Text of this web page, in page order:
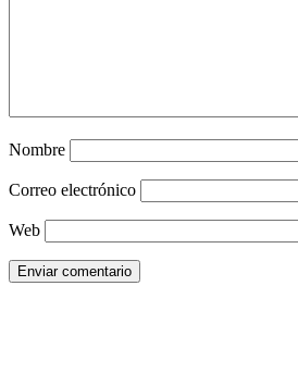
Nombre
Correo electrónico
Web